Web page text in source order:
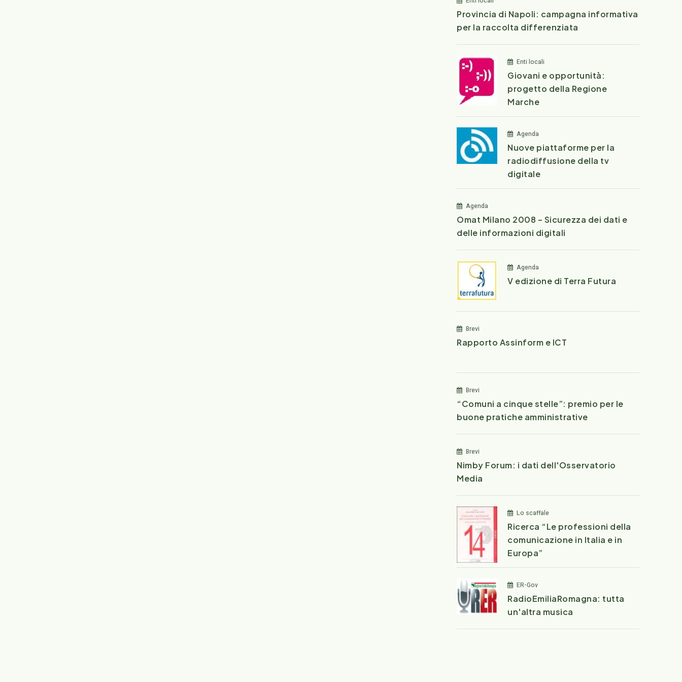
Provincia di Napoli: campagna informativa
per la raccolta differenziata
Enti locali
Giovani e opportunità:
progetto della Regione
Marche
Agenda
Nuove piattaforme per la
radiodiffusione della tv
digitale
Agenda
Omat Milano 2008 – Sicurezza dei dati e
delle informazioni digitali
Agenda
V edizione di Terra Futura
Brevi
Rapporto Assinform e ICT
Brevi
“Comuni a cinque stelle”: premio per le
buone pratiche amministrative
Brevi
Nimby Forum: i dati dell'Osservatorio
Media
Lo scaffale
Ricerca “Le professioni della
comunicazione in Italia e in
Europa”
ER-Gov
RadioEmiliaRomagna: tutta
un'altra musica